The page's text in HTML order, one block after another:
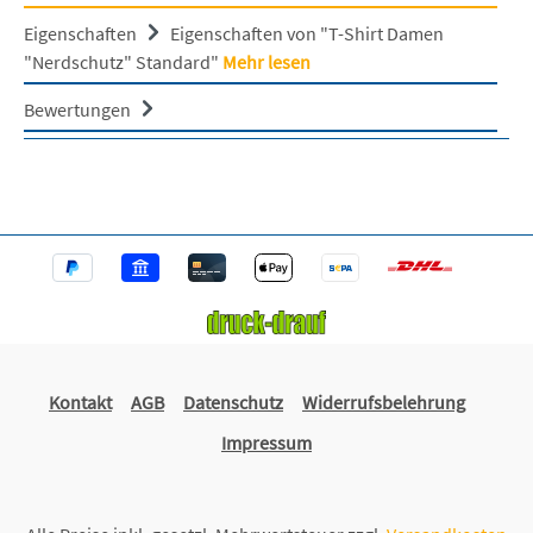
Eigenschaften
Eigenschaften von "T-Shirt Damen
"Nerdschutz" Standard" Mehr lesen
Bewertungen
Kontakt AGB Datenschutz
Widerrufsbelehrung
Impressum